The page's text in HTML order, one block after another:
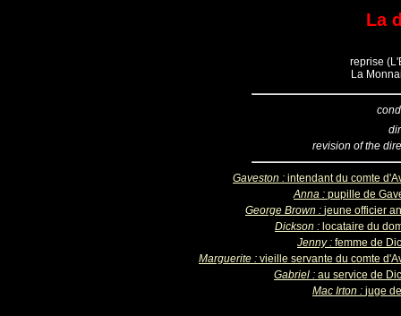
La
reprise
La
revision of the
Gaveston : intendant du comte
Anna : pupille de
George Brown : jeune officier
Dickson : locataire du
Jenny : femme de
Marguerite : vieille servante du comte
Gabriel : au service de
Mac Irton : juge